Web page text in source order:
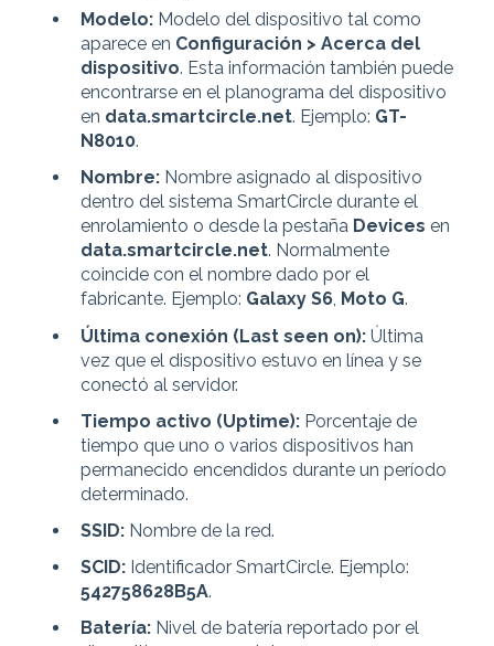
Modelo: Modelo del dispositivo tal como
aparece en Configuración > Acerca del
dispositivo. Esta información también puede
encontrarse en el planograma del dispositivo
en data.smartcircle.net. Ejemplo: GT-
N8010.
Nombre: Nombre asignado al dispositivo
dentro del sistema SmartCircle durante el
enrolamiento o desde la pestaña Devices en
data.smartcircle.net. Normalmente
coincide con el nombre dado por el
fabricante. Ejemplo: Galaxy S6, Moto G.
Última conexión (Last seen on): Última
vez que el dispositivo estuvo en línea y se
conectó al servidor.
Tiempo activo (Uptime): Porcentaje de
tiempo que uno o varios dispositivos han
permanecido encendidos durante un período
determinado.
SSID: Nombre de la red.
SCID: Identificador SmartCircle. Ejemplo:
542758628B5A.
Batería: Nivel de batería reportado por el